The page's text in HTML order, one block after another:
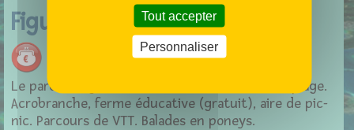
Figuerolles
Le parc de Figuerolles est une alternative à la plage.
Acrobranche, ferme éducative (gratuit), aire de pic-
nic. Parcours de VTT. Balades en poneys.
Tout accepter
Personnaliser